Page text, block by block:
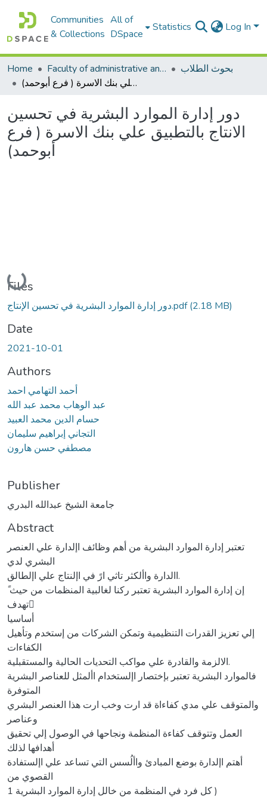
Communities
& Collections
All of
DSpace
Statistics Log In
Home Faculty of administrative and economic sciences كليةالعلوم الادارية والاقتصادية
بحوث الطلاب
دور إدارة الموارد البشرية في تحسين الانتاج بالتطبيق علي بنك الاسرة ( فرع أبوحمد)
دور إدارة الموارد البشرية في تحسين
الانتاج بالتطبيق علي بنك الاسرة ( فرع
أبوحمد)
Loading...
Files
دور إدارة الموارد البشرية في تحسين الإنتاج.pdf(2.18 MB)
Date
2021-10-01
Authors
أحمد التهامي احمد
عبد الوهاب محمد عبد الله
حسام الدين محمد العبيد
التجاني إبراهيم سليمان
مصطفي حسن هارون
Publisher
جامعة الشيخ عبدالله البدري
Abstract
تعتبر إدارة الموارد البشرية من أهم وظائف اإلدارة علي العنصر
البشري لدي
االدارة واألكثر تاثي ارً في اإلنتاج علي اإلطالق.
ً إن إدارة الموارد البشرية تعتبر ركنا لغالبية المنظمات من حيث
تهدف ً
أساسيا
إلي تعزيز القدرات التنظيمية وتمكن الشركات من إستخدم وتأهيل
الكفاءات
الالزمة والقادرة علي مواكب التحديات الحالية والمستقبلية.
فالموارد البشرية تعتبر بإختصار اإلستخدام األمثل للعناصر البشرية
المتوفرة
والمتوقف علي مدي كفاءاة قد ارت وخب ارت هذا العنصر البشري
وعناصر
العمل وتتوقف كفاءة المنظمة ونجاحها في الوصول إلي تحقيق
أهدافها لذلك
أهتم اإلدارة بوضع المبادئ واألُسس التي تساعد علي اإلستفادة
القصوي من
1 كل فرد في المنظمة من خالل إدارة الموارد البشرية )